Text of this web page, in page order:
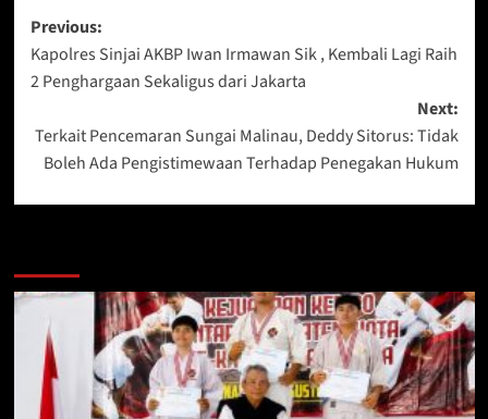
Post
navigation
Previous:
Kapolres Sinjai AKBP Iwan Irmawan Sik , Kembali Lagi Raih
2 Penghargaan Sekaligus dari Jakarta
Next:
Terkait Pencemaran Sungai Malinau, Deddy Sitorus: Tidak
Boleh Ada Pengistimewaan Terhadap Penegakan Hukum